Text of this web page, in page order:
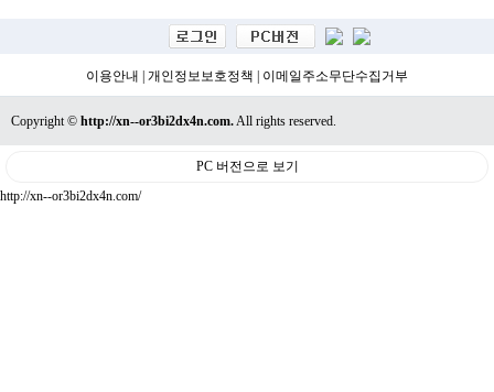
이용안내 개인정보보호정책 이메일주소무단수집거부
Copyright © http://xn--or3bi2dx4n.com.All rights reserved.
PC 버전으로 보기
http://xn--or3bi2dx4n.com/